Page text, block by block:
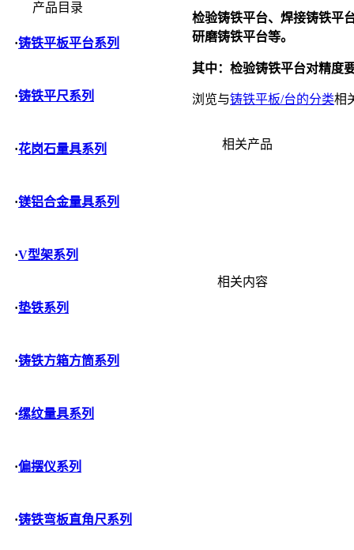
产品目录
·铸铁平板平台系列
·铸铁平尺系列
·花岗石量具系列
·镁铝合金量具系列
·V型架系列
·垫铁系列
·铸铁方箱方筒系列
·缧纹量具系列
·偏摆仪系列
·铸铁弯板直角尺系列
检验铸铁平台、焊接铸铁平
研磨铸铁平台等。
其中：检验铸铁平台对精度
浏览与铸铁平板/台的分类相
相关产品
相关内容